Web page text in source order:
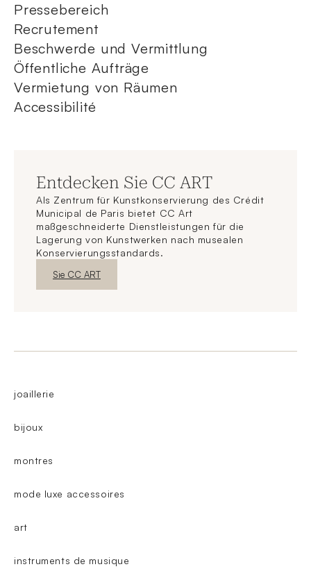
Pressebereich
Recrutement
Beschwerde und Vermittlung
Öffentliche Aufträge
Vermietung von Räumen
Accessibilité
Entdecken Sie CC ART
Als Zentrum für Kunstkonservierung des Crédit
Municipal de Paris bietet CC Art
maßgeschneiderte Dienstleistungen für die
Lagerung von Kunstwerken nach musealen
Konservierungsstandards.
Neues FensterEntdecken
Sie CC ART
joaillerie
bijoux
montres
mode luxe accessoires
art
instruments de musique